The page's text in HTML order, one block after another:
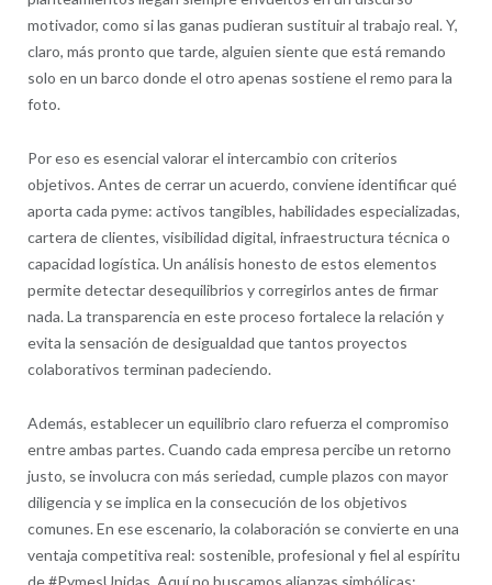
motivador, como si las ganas pudieran sustituir al trabajo real. Y,
claro, más pronto que tarde, alguien siente que está remando
solo en un barco donde el otro apenas sostiene el remo para la
foto.
Por eso es esencial valorar el intercambio con criterios
objetivos. Antes de cerrar un acuerdo, conviene identificar qué
aporta cada pyme: activos tangibles, habilidades especializadas,
cartera de clientes, visibilidad digital, infraestructura técnica o
capacidad logística. Un análisis honesto de estos elementos
permite detectar desequilibrios y corregirlos antes de firmar
nada. La transparencia en este proceso fortalece la relación y
evita la sensación de desigualdad que tantos proyectos
colaborativos terminan padeciendo.
Además, establecer un equilibrio claro refuerza el compromiso
entre ambas partes. Cuando cada empresa percibe un retorno
justo, se involucra con más seriedad, cumple plazos con mayor
diligencia y se implica en la consecución de los objetivos
comunes. En ese escenario, la colaboración se convierte en una
ventaja competitiva real: sostenible, profesional y fiel al espíritu
de #PymesUnidas. Aquí no buscamos alianzas simbólicas;